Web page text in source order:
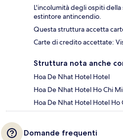
L'incolumità degli ospiti
estintore antincendio.
Questa struttura accetta
Carte di credito accettate:
Struttura nota anche
Hoa De Nhat Hotel Hotel
Hoa De Nhat Hotel Ho Chi
Hoa De Nhat Hotel Hotel Ho
Domande frequenti